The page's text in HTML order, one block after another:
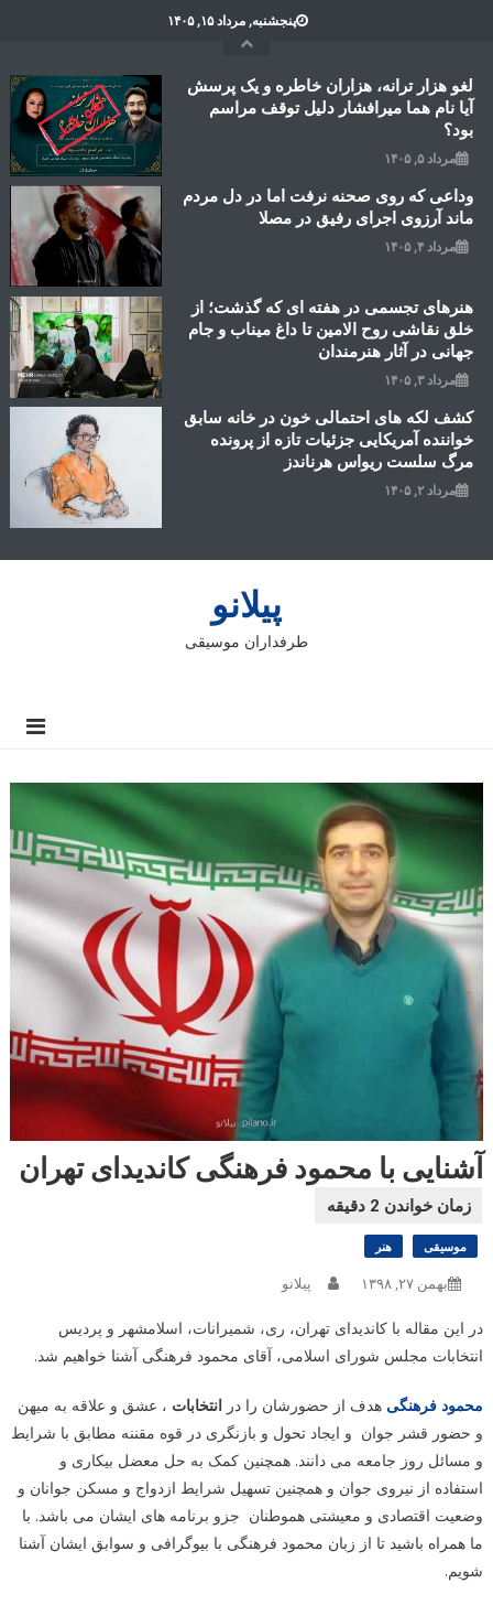
پنجشنبه, مرداد ۱۵, ۱۴۰۵
لغو هزار ترانه، هزاران خاطره و یک پرسش
آیا نام هما میرافشار دلیل توقف مراسم
بود؟
مرداد ۵, ۱۴۰۵
وداعی که روی صحنه نرفت اما در دل مردم
ماند آرزوی اجرای رفیق در مصلا
مرداد ۴, ۱۴۰۵
هنرهای تجسمی در هفته ای که گذشت؛ از
خلق نقاشی روح الامین تا داغ میناب و جام
جهانی در آثار هنرمندان
مرداد ۳, ۱۴۰۵
کشف لکه های احتمالی خون در خانه سابق
خواننده آمریکایی جزئیات تازه از پرونده
مرگ سلست ریواس هرناندز
مرداد ۲, ۱۴۰۵
پیلانو
طرفداران موسیقی
آشنایی با محمود فرهنگی کاندیدای تهران
موسیقی هنر
بهمن ۲۷, ۱۳۹۸ پیلانو
در این مقاله با کاندیدای تهران، ری، شمیرانات، اسلامشهر و پردیس
انتخابات مجلس شورای اسلامی، آقای محمود فرهنگی آشنا خواهیم شد.
محمود فرهنگی هدف از حضورشان را در انتخابات ، عشق و علاقه به میهن
و حضور قشر جوان و ایجاد تحول و بازنگری در قوه مقننه مطابق با شرایط
و مسائل روز جامعه می دانند. همچنین کمک به حل معضل بیکاری و
استفاده از نیروی جوان و همچنین تسهیل شرایط ازدواج و مسکن جوانان و
وضعیت اقتصادی و معیشتی هموطنان جزو برنامه های ایشان می باشد. با
ما همراه باشید تا از زبان محمود فرهنگی با بیوگرافی و سوابق ایشان آشنا
شویم.